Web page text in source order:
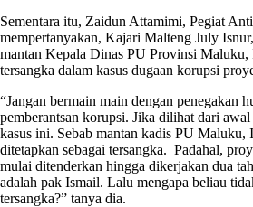
Sementara itu, Zaidun Attamimi, Pegiat
mempertanyakan, Kajari Malteng July
mantan Kepala Dinas PU Provinsi Maluku,
tersangka dalam kasus dugaan korupsi
“Jangan bermain main dengan penegakan
pemberantsan korupsi. Jika dilihat dari
kasus ini. Sebab mantan kadis PU Maluku,
ditetapkan sebagai tersangka. Padahal,
mulai ditenderkan hingga dikerjakan dua
adalah pak Ismail. Lalu mengapa beliau
tersangka?” tanya dia.